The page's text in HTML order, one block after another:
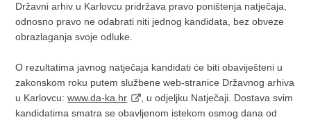
Državni arhiv u Karlovcu pridržava pravo poništenja natječaja,
odnosno pravo ne odabrati niti jednog kandidata, bez obveze
obrazlaganja svoje odluke.
O rezultatima javnog natječaja kandidati će biti obaviješteni u
zakonskom roku putem službene web-stranice Državnog arhiva
u Karlovcu:www.da-ka.hr
, u odjeljku Natječaji. Dostava svim
kandidatima smatra se obavljenom istekom osmog dana od